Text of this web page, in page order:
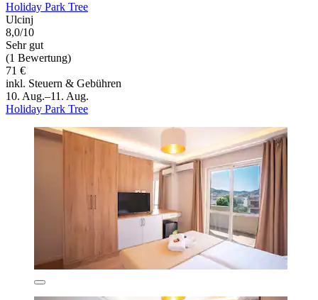
Holiday Park Tree
Ulcinj
8,0/10
Sehr gut
(1 Bewertung)
71 €
inkl. Steuern & Gebühren
10. Aug.–11. Aug.
Holiday Park Tree